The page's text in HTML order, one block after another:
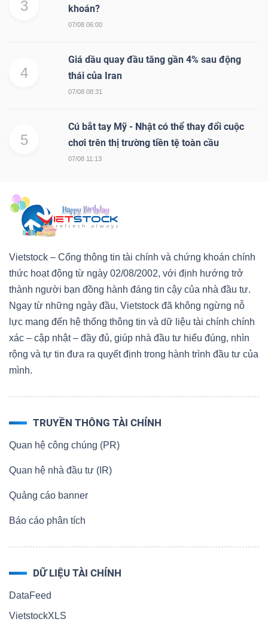
3
khoán?
07/08 06:00
4
Giá dầu quay đầu tăng gần 4% sau động
thái của Iran
07/08 08:31
5
Cú bắt tay Mỹ - Nhật có thể thay đổi cuộc
chơi trên thị trường tiền tệ toàn cầu
07/08 11:13
Vietstock – Cổng thông tin tài chính và chứng khoán chính
thức hoạt động từ ngày 02/08/2002, với định hướng trở
thành người bạn đồng hành đáng tin cậy của nhà đầu tư.
Ngay từ những ngày đầu, Vietstock đã không ngừng nỗ
lực mang đến hệ thống thông tin và dữ liệu tài chính chính
xác – cập nhật – đầy đủ, giúp nhà đầu tư hiểu đúng, nhìn
rộng và tự tin đưa ra quyết định trong hành trình đầu tư của
mình.
TRUYỀN THÔNG TÀI CHÍNH
Quan hệ công chúng (PR)
Quan hệ nhà đầu tư (IR)
Quảng cáo banner
Báo cáo phân tích
DỮ LIỆU TÀI CHÍNH
DataFeed
VietstockXLS